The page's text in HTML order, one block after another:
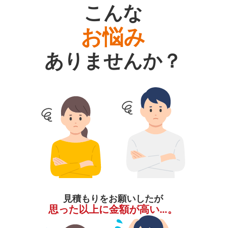
こんな
お悩み
ありませんか？
見積もりをお願いしたが
思った以上に金額が高い…。